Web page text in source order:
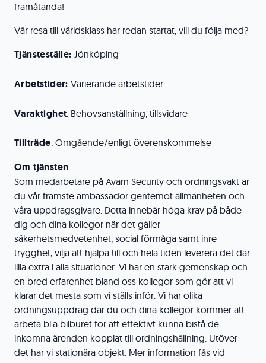
framåtanda!
Vår resa till världsklass har redan startat, vill du följa med?
Tjänsteställe: Jönköping
Arbetstider:Varierande arbetstider
Varaktighet: Behovsanställning, tillsvidare
Tillträde: Omgående/enligt överenskommelse
Om tjänsten
Som medarbetare på Avarn Security och ordningsvakt är
du vår främste ambassadör gentemot allmänheten och
våra uppdragsgivare. Detta innebär höga krav på både
dig och dina kollegor när det gäller
säkerhetsmedvetenhet, social förmåga samt inre
trygghet, vilja att hjälpa till och hela tiden leverera det där
lilla extra i alla situationer. Vi har en stark gemenskap och
en bred erfarenhet bland oss kollegor som gör att vi
klarar det mesta som vi ställs inför. Vi har olika
ordningsuppdrag där du och dina kollegor kommer att
arbeta bl.a bilburet för att effektivt kunna bistå de
inkomna ärenden kopplat till ordningshållning. Utöver
det har vi stationära objekt. Mer information fås vid